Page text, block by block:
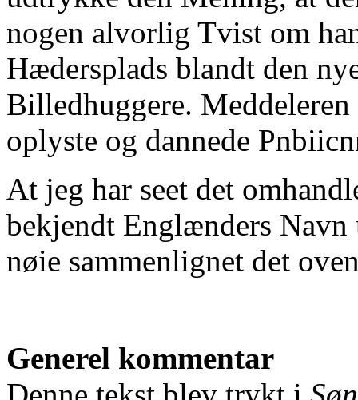
nogen alvorlig Tvist om
Hædersplads blandt den
Billedhuggere.
oplyste og dannede
At jeg har seet det
bekjendt Englænders
nøie sammenlignet det
Generel kommentar